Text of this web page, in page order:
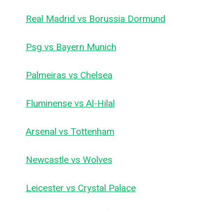
Real Madrid vs Borussia Dormund
Psg vs Bayern Munich
Palmeiras vs Chelsea
Fluminense vs Al-Hilal
Arsenal vs Tottenham
Newcastle vs Wolves
Leicester vs Crystal Palace